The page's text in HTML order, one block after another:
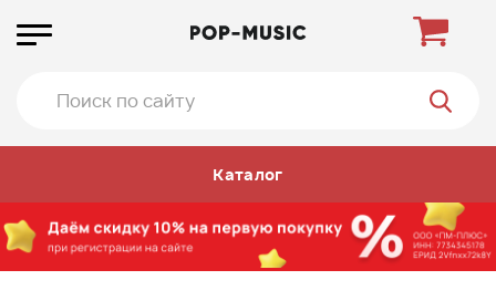
Каталог